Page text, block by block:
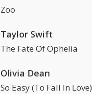
Zoo
Taylor Swift
The Fate Of Ophelia
Olivia Dean
So Easy (To Fall In Love)